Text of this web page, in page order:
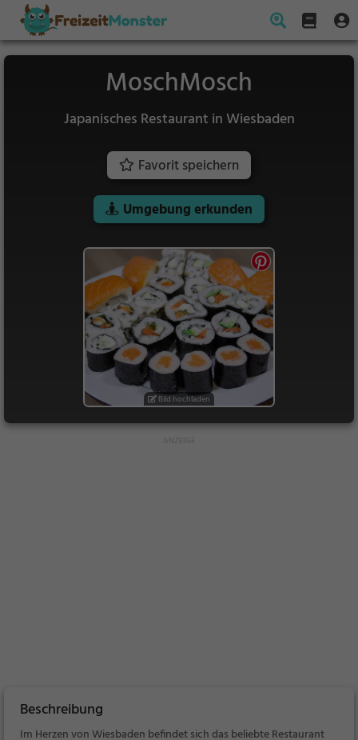
MoschMosch
Japanisches Restaurant in Wiesbaden
Favorit speichern
Umgebung erkunden
Bild hochladen
Beschreibung
Im Herzen von Wiesbaden befindet sich das beliebte Restaurant